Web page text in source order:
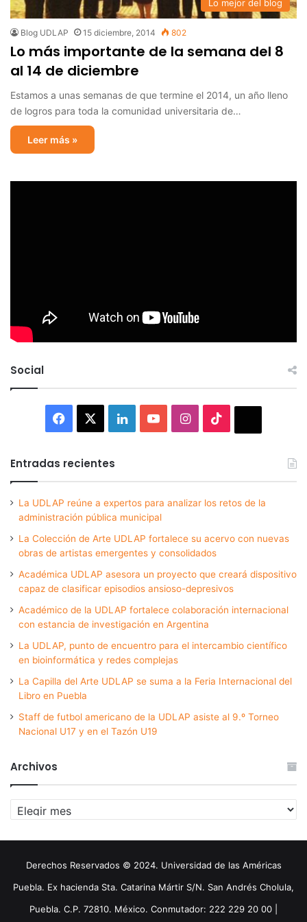
Lo mejor del blog
Blog UDLAP 15 diciembre, 2014 802
Lo más importante de la semana del 8
al 14 de diciembre
Estamos a unas semanas de que termine el 2014, un año lleno
de logros para toda la comunidad universitaria de…
Leer más »
Social
Facebook LinkedInYouTubeInstagram
Entradas recientes
La UDLAP reúne a expertos para analizar los retos de la
administración pública municipal
La Colección de Arte UDLAP fortalece su acervo con nuevas
obras de artistas emergentes y consolidados
Académica UDLAP asesora un proyecto que creará dispositivo
capaz de clasificar episodios ansioso-depresivos
Académico de la UDLAP fortalece colaboración internacional
con estancia de investigación en Argentina
La UDLAP, punto de encuentro para el intercambio científico
en bioinformática y redes complejas
La Capilla del Arte UDLAP se suma a la Feria Internacional del
Libro en Puebla
Staff de futbol americano de la UDLAP asiste al 9.º Torneo
Nacional U17 y en el Tazón U19
Archivos
Archivos
Derechos Reservados © 2024. Universidad de las Américas
Puebla. Ex hacienda Sta. Catarina Mártir S/N. San Andrés Cholula,
Puebla. C.P. 72810. México. Conmutador: 222 229 20 00 |